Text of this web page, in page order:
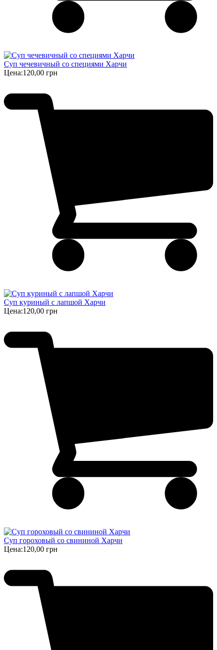
Суп чечевичный со специями Харчи
Цена:120,00 грн
Суп куриный с лапшой Харчи
Цена:120,00 грн
Суп гороховый со свининой Харчи
Цена:120,00 грн